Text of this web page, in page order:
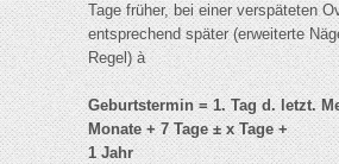
Tage früher, bei einer verspäteten
entsprechend später (erweiterte
Regel) à
Geburtstermin = 1. Tag d. letzt.
Monate + 7 Tage ± x Tage +
1 Jahr